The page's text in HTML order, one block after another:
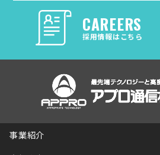
CAREERS
採用情報はこちら
事業紹介